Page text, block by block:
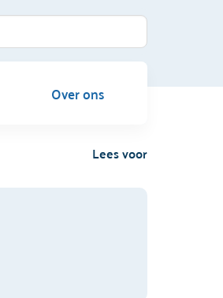
Over ons
Lees voor